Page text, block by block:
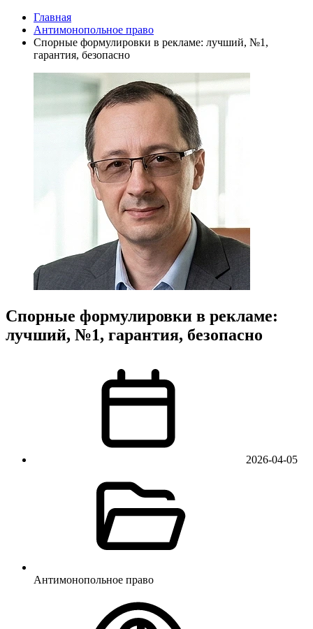
Главная
Антимонопольное право
Спорные формулировки в рекламе: лучший, №1,
гарантия, безопасно
Спорные формулировки в рекламе:
лучший, №1, гарантия, безопасно
2026-04-05
Антимонопольное право